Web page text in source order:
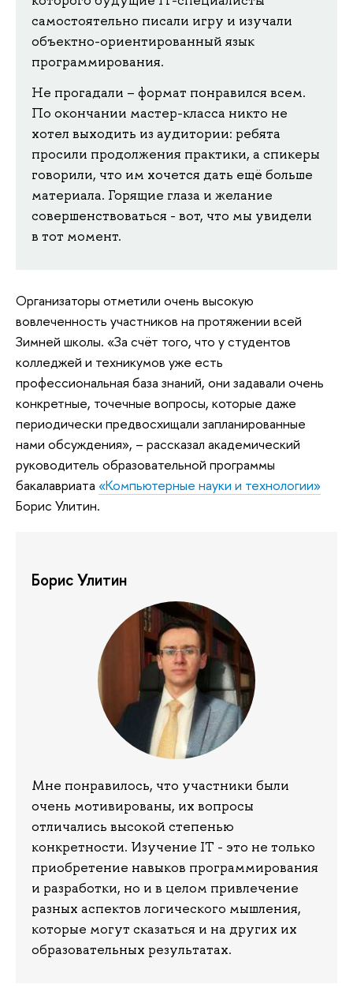
самостоятельно писали игру и изучали
объектно-ориентированный язык
программирования.
Не прогадали – формат понравился всем.
По окончании мастер-класса никто не
хотел выходить из аудитории: ребята
просили продолжения практики, а спикеры
говорили, что им хочется дать ещё больше
материала. Горящие глаза и желание
совершенствоваться - вот, что мы увидели
в тот момент.
Организаторы отметили очень высокую
вовлеченность участников на протяжении всей
Зимней школы. «За счёт того, что у студентов
колледжей и техникумов уже есть
профессиональная база знаний, они задавали очень
конкретные, точечные вопросы, которые даже
периодически предвосхищали запланированные
нами обсуждения», – рассказал академический
руководитель образовательной программы
бакалавриата «Компьютерные науки и технологии»
Борис Улитин.
Борис Улитин
Мне понравилось, что участники были
очень мотивированы, их вопросы
отличались высокой степенью
конкретности. Изучение IT - это не только
приобретение навыков программирования
и разработки, но и в целом привлечение
разных аспектов логического мышления,
которые могут сказаться и на других их
образовательных результатах.